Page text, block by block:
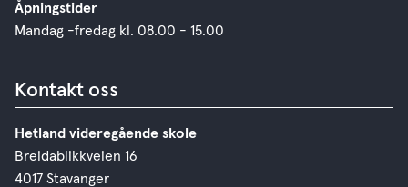
Åpningstider
Mandag -fredag kl. 08.00 - 15.00
Kontakt oss
Hetland videregående skole
Breidablikkveien 16
4017 Stavanger